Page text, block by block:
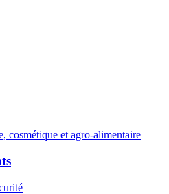
cosmétique et agro-alimentaire